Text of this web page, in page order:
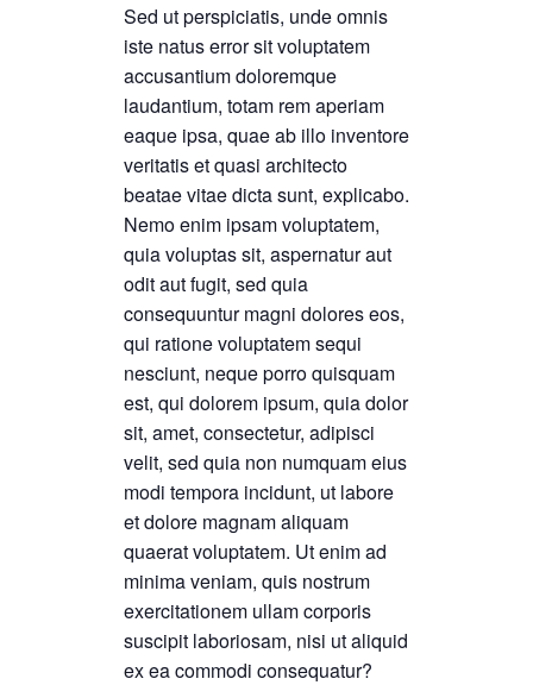
Sed ut perspiciatis, unde omnis
iste natus error sit voluptatem
accusantium doloremque
laudantium, totam rem aperiam
eaque ipsa, quae ab illo inventore
veritatis et quasi architecto
beatae vitae dicta sunt, explicabo.
Nemo enim ipsam voluptatem,
quia voluptas sit, aspernatur aut
odit aut fugit, sed quia
consequuntur magni dolores eos,
qui ratione voluptatem sequi
nesciunt, neque porro quisquam
est, qui dolorem ipsum, quia dolor
sit, amet, consectetur, adipisci
velit, sed quia non numquam eius
modi tempora incidunt, ut labore
et dolore magnam aliquam
quaerat voluptatem. Ut enim ad
minima veniam, quis nostrum
exercitationem ullam corporis
suscipit laboriosam, nisi ut aliquid
ex ea commodi consequatur?